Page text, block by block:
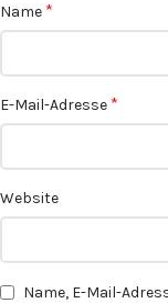
Name *
E-Mail-Adresse *
Website
Name, E-Mail-